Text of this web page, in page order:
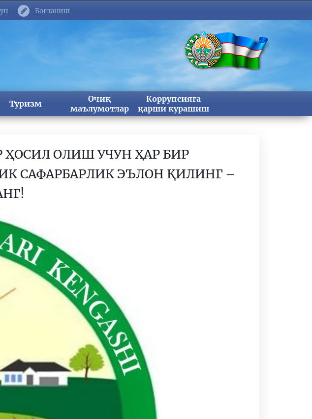
Боғланиш
Туризм
Очиқ
маълумотлар
Коррупсияга
қарши курашиш
ҲОСИЛ ОЛИШ УЧУН ҲАР БИР
САФАРБАРЛИК ЭЪЛОН ҚИЛИНГ –